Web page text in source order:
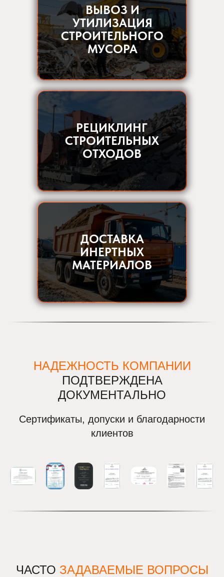
ВЫВОЗ И
УТИЛИЗАЦИЯ
СТРОИТЕЛЬНОГО
МУСОРА
ДОСТАВКА
ИНЕРТНЫХ
МАТЕРИАЛОВ
РЕЦИКЛИНГ
СТРОИТЕЛЬНЫХ
ОТХОДОВ
НАДЕЖНОСТЬ КОМПАНИИ
ПОДТВЕРЖДЕНА
ДОКУМЕНТАЛЬНО
Сертификаты, допуски и благодарности
клиентов
ЧАСТО ЗАДАВАЕМЫЕ ВОПРОСЫ